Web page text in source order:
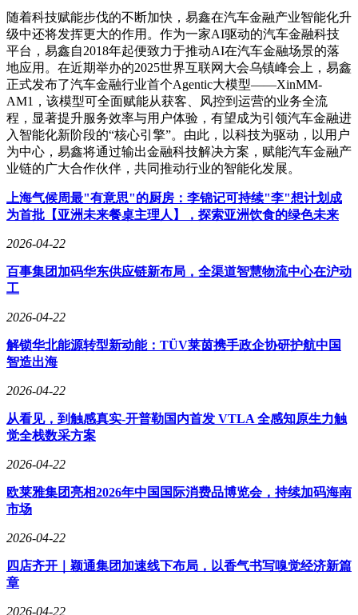
随着科技赋能步伐的不断加快，易鑫在汽车金融产业智能化升
级中还将发挥更大的作用。作为一家AI驱动的汽车金融科技
平台，易鑫自2018年起便致力于推动AI在汽车金融场景的落
地应用。在近期举办的2025世界互联网大会乌镇峰会上，易鑫
正式发布了汽车金融行业首个Agentic大模型——XinMM-
AM1，该模型可全面赋能从获客、风控到运营的业务全流
程，显著提升服务效率与用户体验，有望成为引领汽车金融进
入智能化新阶段的“核心引擎”。由此，以科技为驱动，以用户
为中心，易鑫将通过输出金融科技解决方案，赋能汽车金融产
业链的广大合作伙伴，共同推动行业的智能化发展。
上海气候周最"有意思"的厨房：李锦记可持续"李"想计划成
为首批【亚洲未来餐桌主理人】，探索亚洲饮食的绿色未来
2026-04-22
百事集团加码华东供应链新布局，全渠道智慧物流中心在沪动
工
2026-04-22
解锁华北能源转型新动能：TÜV莱茵携手政企协研护航中国
智造出海
2026-04-22
从看见，到触感真实-开普勒国内首发 VTLA 全感知原生力触
觉全栈数采方案
2026-04-22
欧莱雅集团亮相2026年中国国际消费品博览会，持续加码海南
市场
2026-04-22
四店齐开｜颖通集团加速线下布局，以香气书写嗅觉经济新篇
章
2026-04-22